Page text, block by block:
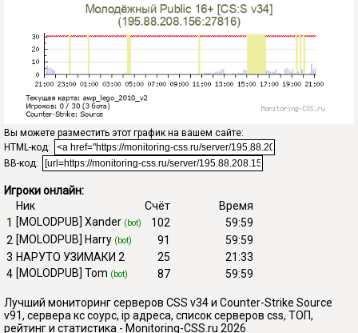
Вы можете разместить этот график на вашем сайте:
HTML-код:
BB-код:
Игроки онлайн:
Ник
Счёт
Время
1 [MOLODPUB] Xander (bot) 102
59:59
2 [MOLODPUB] Harry (bot) 91
59:59
3 НАРУТО УЗИМАКИ 2 25
21:33
4 [MOLODPUB] Tom (bot) 87 59:59
Лучший мониторинг серверов CSS v34 и Counter-Strike Source
v91, сервера кс соурс, ip адреса, список серверов css, ТОП,
рейтинг и статистика - Monitoring-CSS.ru 2026